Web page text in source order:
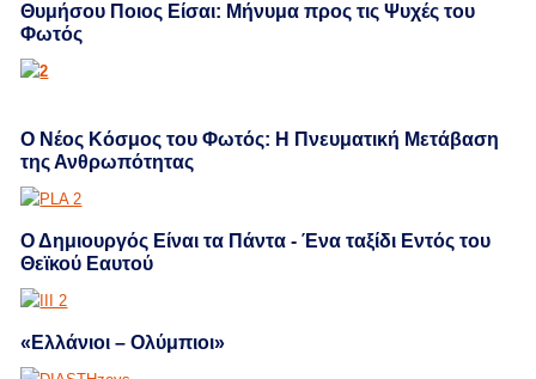
Θυμήσου Ποιος Είσαι: Μήνυμα προς τις Ψυχές του
Φωτός
Ο Νέος Κόσμος του Φωτός: Η Πνευματική Μετάβαση
της Ανθρωπότητας
Ο Δημιουργός Είναι τα Πάντα - Ένα ταξίδι Εντός του
Θεϊκού Εαυτού
«Ελλάνιοι – Ολύμπιοι»